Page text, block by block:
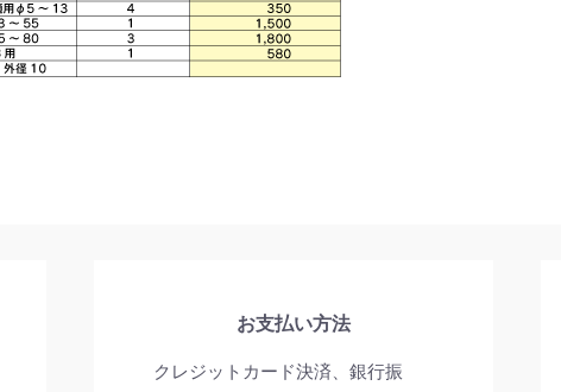
お支払い方法
クレジットカード決済、銀行振